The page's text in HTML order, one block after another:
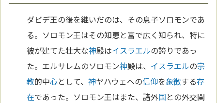
ダビデ王の後を継いだのは、その息子ソロモンであ
る。ソロモン王はその知恵と富で広く知られ、特に
彼が建てた壮大な神殿はイスラエルの誇りであっ
た。エルサレムのソロモン神殿は、 イスラエルの宗
教的中心として、神ヤハウェへの信仰を象徴する存
在であった。ソロモン王はまた、諸外国との外交関